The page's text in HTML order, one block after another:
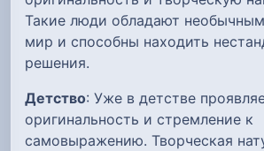
Такие люди обладают
мир и способны находить
решения.
Детство: Уже в детстве
оригинальность и стремление к
самовыражению. Творческая